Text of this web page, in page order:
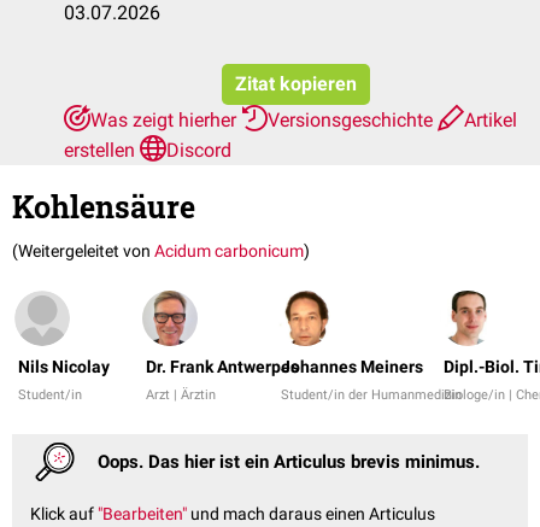
03.07.2026
Zitat kopieren
Was zeigt hierher
Versionsgeschichte
Artikel
erstellen
Discord
Kohlensäure
(Weitergeleitet von Acidum carbonicum)
Nils Nicolay
Student/in
Dr. Frank Antwerpes
Arzt | Ärztin
Johannes Meiners
Student/in der Humanmedizin
Dipl.-Biol.
Biologe/in |
Oops. Das hier ist ein Articulus brevis minimus.
Klick auf "Bearbeiten" und mach daraus einen Articulus